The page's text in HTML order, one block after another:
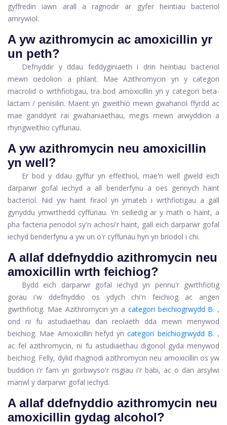
gyffredin iawn arall a ragnodir ar gyfer heintiau bacteriol
amrywiol.
A yw azithromycin ac amoxicillin yr
un peth?
Defnyddir y ddau feddyginiaeth i drin heintiau bacteriol
mewn oedolion a phlant. Mae Azithromycin yn y categori
macrolid o wrthfiotigau, tra bod amoxicillin yn y categori beta-
lactam / penisilin. Maent yn gweithio mewn gwahanol ffyrdd ac
mae ganddynt rai gwahaniaethau, megis mewn arwyddion a
rhyngweithio cyffuriau.
A yw azithromycin neu amoxicillin
yn well?
Er bod y ddau gyffur yn effeithiol, mae'n well gweld eich
darparwr gofal iechyd a all benderfynu a oes gennych haint
bacteriol. Nid yw haint firaol yn ymateb i wrthfiotigau a gall
gynyddu ymwrthedd cyffuriau. Yn seiliedig ar y math o haint, a
pha facteria penodol sy'n achosi'r haint, gall eich darparwr gofal
iechyd benderfynu a yw un o'r cyffuriau hyn yn briodol i chi.
A allaf ddefnyddio azithromycin neu
amoxicillin wrth feichiog?
Bydd eich darparwr gofal iechyd yn pennu'r gwrthfiotig
gorau i'w ddefnyddio os ydych chi'n feichiog ac angen
gwrthfiotig. Mae Azithromycin yn a categori beichiogrwydd B. ,
ond ni fu astudiaethau dan reolaeth dda mewn menywod
beichiog. Mae Amoxicillin hefyd yncategori beichiogrwydd B. ,
ac fel azithromycin, ni fu astudiaethau digonol gyda menywod
beichiog. Felly, dylid rhagnodi azithromycin neu amoxicillin os yw
buddion i'r fam yn gorbwyso'r risgiau i'r babi, ac o dan arsylwi
manwl y darparwr gofal iechyd.
A allaf ddefnyddio azithromycin neu
amoxicillin gydag alcohol?